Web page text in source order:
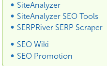
SiteAnalyzer
SiteAnalyzer SEO Tools
SERPRiver SERP Scraper
SEO Wiki
SEO Promotion